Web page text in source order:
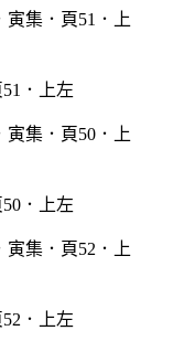
．上左
．上左
．上左